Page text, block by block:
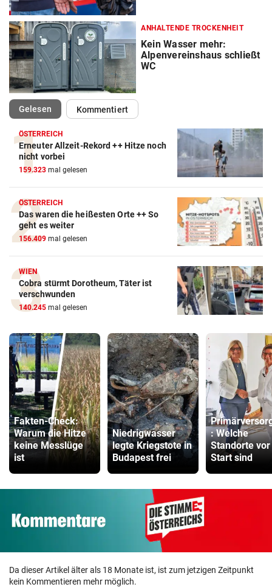
ANHALTENDE TROCKENHEIT
Kein Wasser mehr:
Alpenvereinshaus schließt
WC
Gelesen(ausgewählt)Kommentiert
ÖSTERREICH
Erneuter Allzeit-Rekord ++ Hitze noch
nicht vorbei
159.323 mal gelesen
ÖSTERREICH
Das waren die heißesten Orte ++ So
geht es weiter
156.409 mal gelesen
WIEN
Cobra stürmt Dorotheum, Täter ist
verschwunden
140.245 mal gelesen
Fakten-Check:
Warum die Hitze
keine Messlüge
ist
Niedrigwasser
legte Kriegstote in
Budapest frei
: Welche
Standorte vor
Start sind
Da dieser Artikel älter als 18 Monate ist, ist zum jetzigen Zeitpunkt
kein Kommentieren mehr möglich.